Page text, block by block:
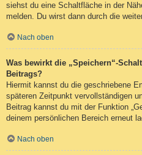
siehst du eine Schaltfläche in der
melden. Du wirst dann durch die
Nach oben
Was bewirkt die „Speichern“-
Beitrags?
Hiermit kannst du die geschriebene
späteren Zeitpunkt vervollständigen
Beitrag kannst du mit der Funktion
deinem persönlichen Bereich erneut
Nach oben